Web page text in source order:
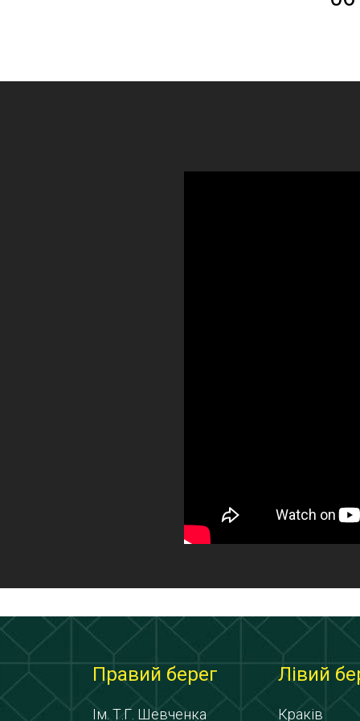
Правий берег
Ім. Т.Г. Шевченка
Лівий
Краків